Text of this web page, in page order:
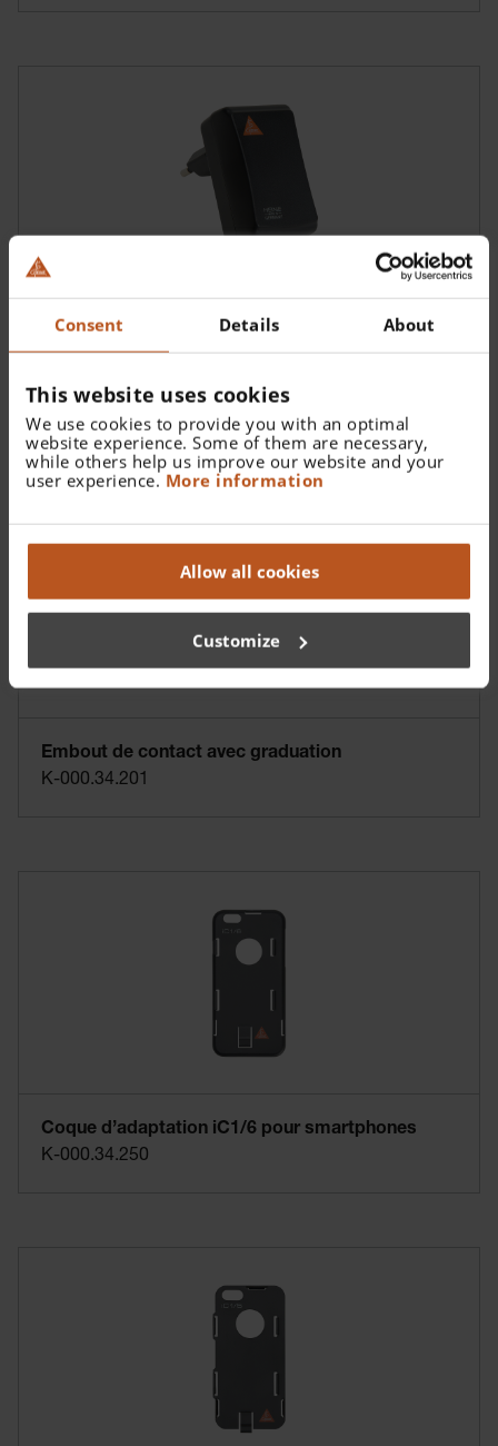
Consent Details About
This website uses cookies
We use cookies to provide you with an optimal
website experience. Some of them are necessary,
while others help us improve our website and your
user experience. More information
Allow all cookies
Customize
Bloc d’alimentation enfichable homologué pour
les applications médicales E4-USB pour câble
X-000.99.305
Embout de contact avec graduation
K-000.34.201
Coque d’adaptation iC1/6 pour smartphones
K-000.34.250